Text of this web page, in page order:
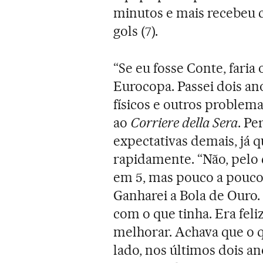
minutos e mais recebeu
gols (7).
“Se eu fosse Conte,
Eurocopa. Passei dois
físicos e outros
ao Corriere della Sera.
expectativas demais, já
rapidamente. “Não, pelo
em 5, mas pouco a
Ganharei a Bola de
com o que tinha. Era
melhorar. Achava que o
lado, nos últimos dois